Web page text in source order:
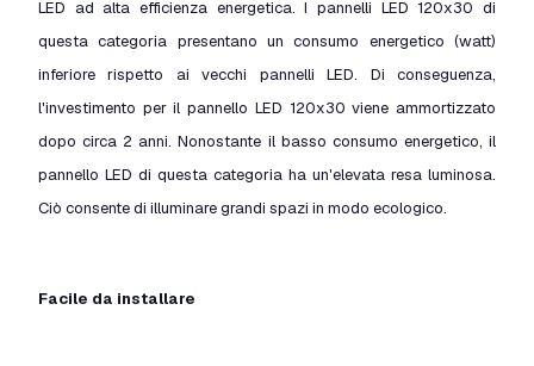
LED ad alta efficienza energetica. I pannelli LED 120x30 di
questa categoria presentano un consumo energetico (watt)
inferiore rispetto ai vecchi pannelli LED. Di conseguenza,
l'investimento per il pannello LED 120x30 viene ammortizzato
dopo circa 2 anni. Nonostante il basso consumo energetico, il
pannello LED di questa categoria ha un'elevata resa luminosa.
Ciò consente di illuminare grandi spazi in modo ecologico.
Facile da installare